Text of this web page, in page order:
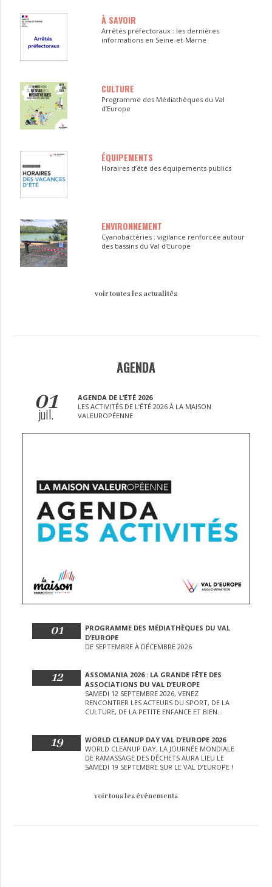
À SAVOIR
Arrêtés préfectoraux : les dernières
informations en Seine-et-Marne
CULTURE
Programme des Médiathèques du Val
d’Europe
ÉQUIPEMENTS
Horaires d’été des équipements publics
ENVIRONNEMENT
Cyanobactéries : vigilance renforcée autour
des bassins du Val d’Europe
voir toutes les actualités
AGENDA
01
juil.
AGENDA DE L’ÉTÉ 2026
LES ACTIVITÉS DE L’ÉTÉ 2026 À LA MAISON
VALEUROPÉENNE
01
PROGRAMME DES MÉDIATHÈQUES DU VAL
D’EUROPE
DE SEPTEMBRE À DÉCEMBRE 2026
12
ASSOMANIA 2026 : LA GRANDE FÊTE DES
ASSOCIATIONS DU VAL D’EUROPE
SAMEDI 12 SEPTEMBRE 2026, VENEZ
RENCONTRER LES ACTEURS DU SPORT, DE LA
CULTURE, DE LA PETITE ENFANCE ET BIEN
19
WORLD CLEANUP DAY VAL D’EUROPE 2026
WORLD CLEANUP DAY, LA JOURNÉE MONDIALE
DE RAMASSAGE DES DÉCHETS AURA LIEU LE
SAMEDI 19 SEPTEMBRE SUR LE VAL D’EUROPE !
voir tous les événements